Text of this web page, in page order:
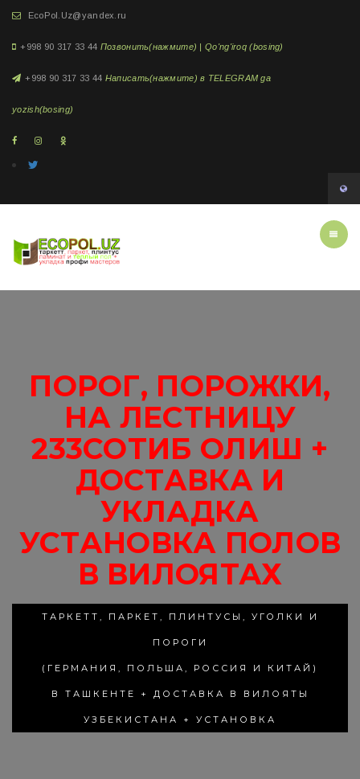
EcoPol.Uz@yandex.ru
+998 90 317 33 44 Позвонить(нажмите) | Qo'ng'iroq (bosing)
+998 90 317 33 44 Написать(нажмите) в TELEGRAM ga
yozish(bosing)
ПОРОГ, ПОРОЖКИ,
НА ЛЕСТНИЦУ
233СОТИБ ОЛИШ +
ДОСТАВКА И
УКЛАДКА
УСТАНОВКА ПОЛОВ
В ВИЛОЯТАХ
ТАРКЕТТ, ПАРКЕТ, ПЛИНТУСЫ, УГОЛКИ И
ПОРОГИ
(ГЕРМАНИЯ, ПОЛЬША, РОССИЯ И КИТАЙ)
В ТАШКЕНТЕ + ДОСТАВКА В ВИЛОЯТЫ
УЗБЕКИСТАНА + УСТАНОВКА